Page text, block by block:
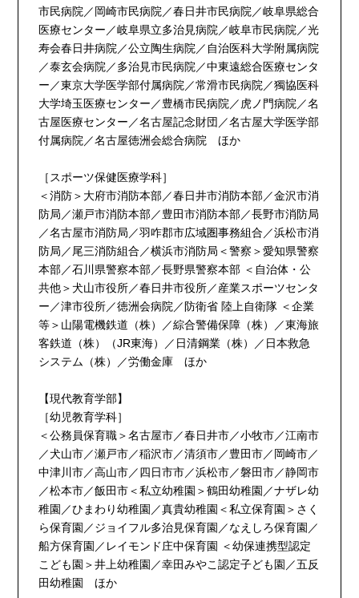
市民病院／岡崎市民病院／春日井市民病院／岐阜県総合
医療センター／岐阜県立多治見病院／岐阜市民病院／光
寿会春日井病院／公立陶生病院／自治医科大学附属病院
／泰玄会病院／多治見市民病院／中東遠総合医療センタ
ー／東京大学医学部付属病院／常滑市民病院／獨協医科
大学埼玉医療センター／豊橋市民病院／虎ノ門病院／名
古屋医療センター／名古屋記念財団／名古屋大学医学部
付属病院／名古屋徳洲会総合病院 ほか
［スポーツ保健医療学科］
＜消防＞大府市消防本部／春日井市消防本部／金沢市消
防局／瀬戸市消防本部／豊田市消防本部／長野市消防局
／名古屋市消防局／羽咋郡市広域圏事務組合／浜松市消
防局／尾三消防組合／横浜市消防局＜警察＞愛知県警察
本部／石川県警察本部／長野県警察本部 ＜自治体・公
共他＞犬山市役所／春日井市役所／産業スポーツセンタ
ー／津市役所／徳洲会病院／防衛省 陸上自衛隊 ＜企業
等＞山陽電機鉄道（株）／綜合警備保障（株）／東海旅
客鉄道（株）（JR東海）／日清鋼業（株）／日本救急
システム（株）／労働金庫 ほか
【現代教育学部】
［幼児教育学科］
＜公務員保育職＞名古屋市／春日井市／小牧市／江南市
／犬山市／瀬戸市／稲沢市／清須市／豊田市／岡崎市／
中津川市／高山市／四日市市／浜松市／磐田市／静岡市
／松本市／飯田市＜私立幼稚園＞鶴田幼稚園／ナザレ幼
稚園／ひまわり幼稚園／真貴幼稚園＜私立保育園＞さく
ら保育園／ジョイフル多治見保育園／なえしろ保育園／
船方保育園／レイモンド庄中保育園 ＜幼保連携型認定
こども園＞井上幼稚園／幸田みやこ認定子ども園／五反
田幼稚園 ほか